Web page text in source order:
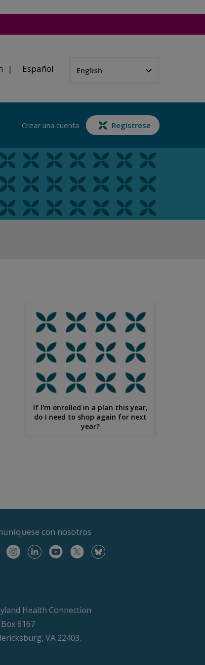
Español
Crear una cuenta Regístrese
If I'm enrolled in a plan this year,
do I need to shop again for next
year?
con nosotros
Health Connection
Box 6167
VA 22403.